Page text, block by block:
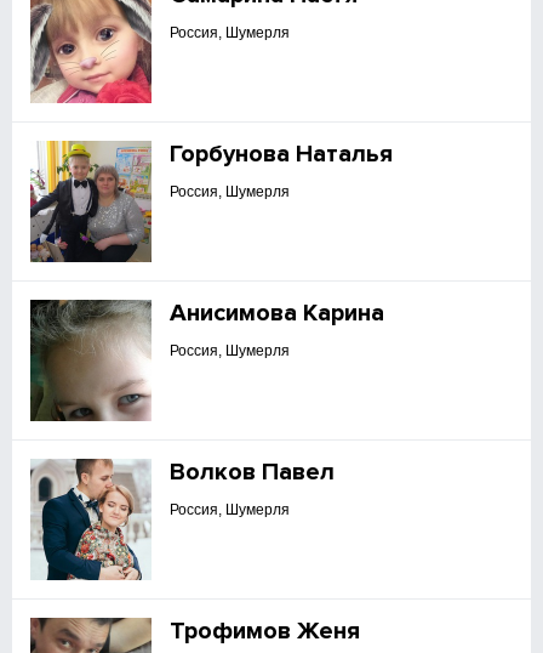
Россия, Шумерля
Горбунова Наталья
Россия, Шумерля
Анисимова Карина
Россия, Шумерля
Волков Павел
Россия, Шумерля
Трофимов Женя